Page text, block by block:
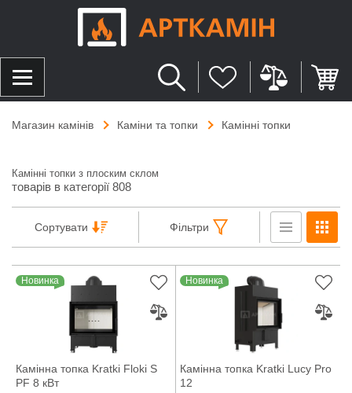
Магазин камінів Каміни та топки Камінні топки
Камінні топки з плоским склом
товарів в категорії 808
Сортувати Фільтри
Новинка
Камінна топка Kratki Floki S
PF 8 кВт
Новинка
Камінна топка Kratki Lucy Pro
12